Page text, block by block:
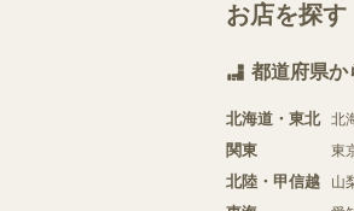
お店を探す
都道府県か
北海道・東北 北
関東 東
北陸・甲信越 山